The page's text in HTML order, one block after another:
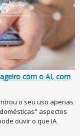
com o AI, com
o seu uso apenas
aspectos
ouvir o que IA